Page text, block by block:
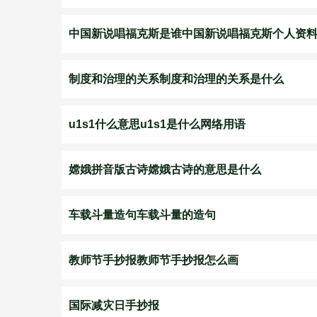
中国新说唱福克斯是谁中国新说唱福克斯个人资料
制度和治理的关系制度和治理的关系是什么
u1s1什么意思u1s1是什么网络用语
嫦娥拼音版古诗嫦娥古诗的意思是什么
车载斗量造句车载斗量的造句
教师节手抄报教师节手抄报怎么画
国际减灾日手抄报